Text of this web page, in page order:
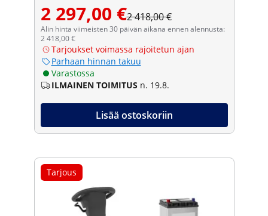
2 297,00 €2 418,00 €
Alin hinta viimeisten 30 päivän aikana ennen alennusta:
2 418,00 €
Tarjoukset voimassa rajoitetun ajan
Parhaan hinnan takuu
Varastossa
ILMAINEN TOIMITUS n. 19.8.
Lisää ostoskoriin
Tarjous